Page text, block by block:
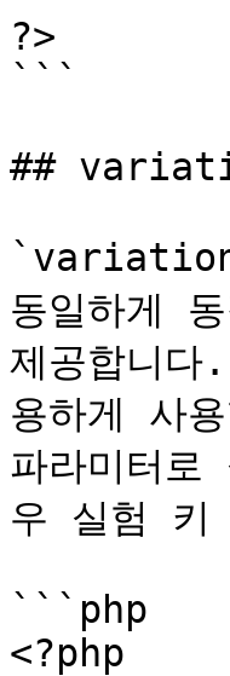
?>
```
##
동일하게
제공합니
용하게 사
파라미터
우 실험 키
```php
<?php